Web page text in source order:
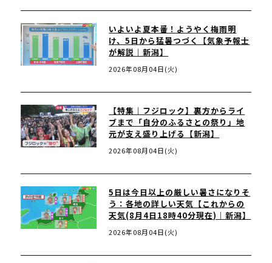
いよいよ夏本番！ようやく梅雨明
け、5日から猛暑つづく【気象予報士
が解説｜新潟】
2026年08月04日(火)
【特集｜フジロック】裏方からライ
ブまで「自分のふるさとの祭り」地
元が支え盛り上げる【新潟】
2026年08月04日(火)
5日は今日以上の厳しい暑さになりそ
う：各地の詳しい天気【これからの
天気(8月4日18時40分現在)｜新潟】
2026年08月04日(火)